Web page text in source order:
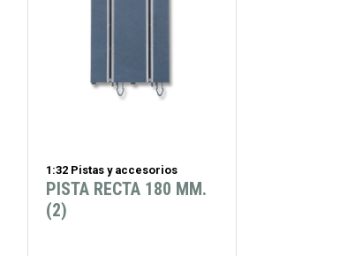
1:32 Pistas y accesorios
PISTA RECTA 180 MM.
(2)